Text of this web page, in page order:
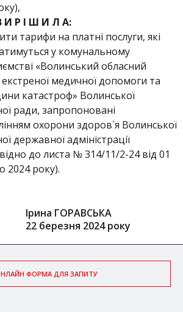
И Р І Ш И Л А:
тарифи на платні послуги, які
у комунальному
«Волинський обласний
медичної допомоги та
катастроф» Волинської
ради, запропоновані
охорони здоров`я Волинської
державної адміністрації
до листа № 314/11/2-24 від 01
2024 року).
Ірина ГОРАВСЬКА
22 березня 2024 року
ФОРМА ДЛЯ ЗАПИТУ